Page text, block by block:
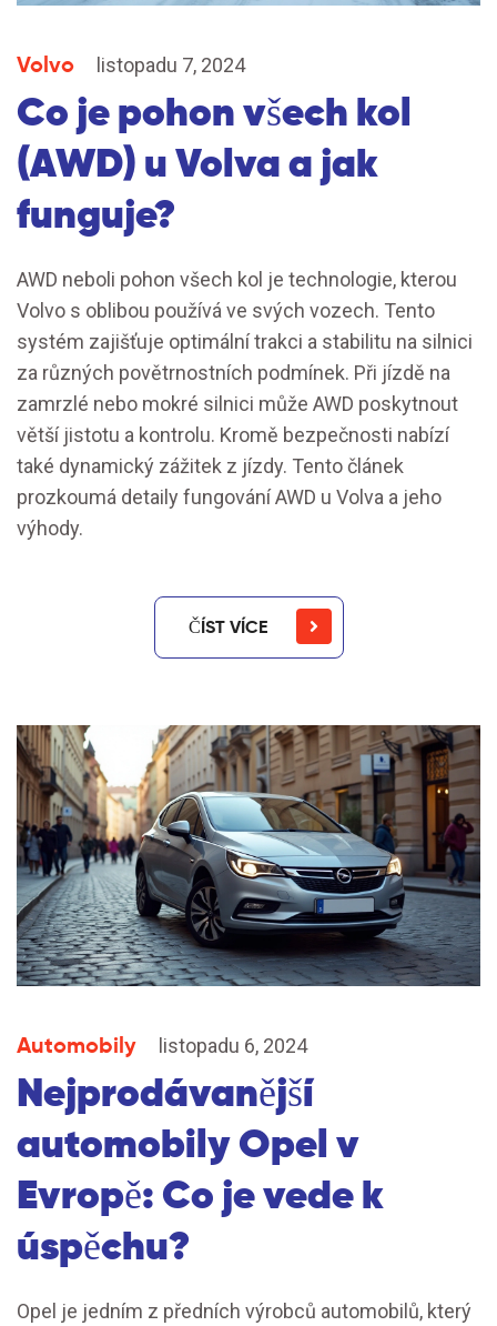
Volvo listopadu 7, 2024
Co je pohon všech kol
(AWD) u Volva a jak
funguje?
AWD neboli pohon všech kol je technologie, kterou
Volvo s oblibou používá ve svých vozech. Tento
systém zajišťuje optimální trakci a stabilitu na silnici
za různých povětrnostních podmínek. Při jízdě na
zamrzlé nebo mokré silnici může AWD poskytnout
větší jistotu a kontrolu. Kromě bezpečnosti nabízí
také dynamický zážitek z jízdy. Tento článek
prozkoumá detaily fungování AWD u Volva a jeho
výhody.
ČÍST VÍCE
Automobily listopadu 6, 2024
Nejprodávanější
automobily Opel v
Evropě: Co je vede k
úspěchu?
Opel je jedním z předních výrobců automobilů, který